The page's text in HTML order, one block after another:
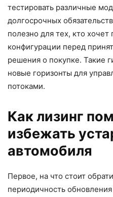
тестировать различные
долгосрочных
полезно для тех, кто
конфигурации перед
решения о покупке. Такие
новые горизонты для
потоками.
Как лизинг
избежать
автомобиля
Первое, на что стоит
периодичность